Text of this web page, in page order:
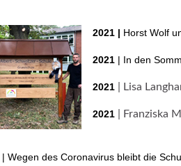
2021 | Horst Wolf
2021 | In den
2021 | Lisa
2021 | Franziska
| Wegen des Coronavirus bleibt die